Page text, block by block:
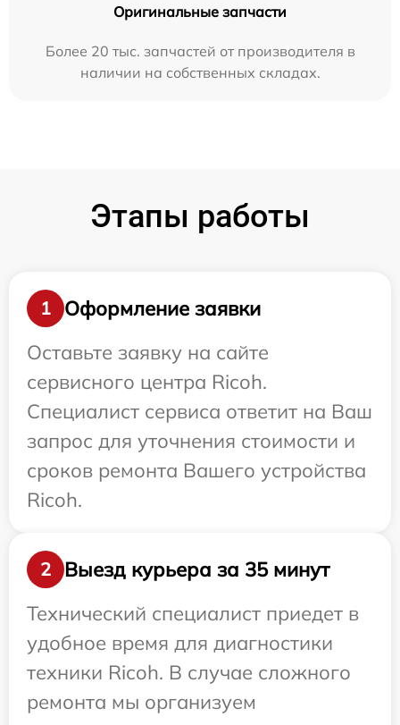
Оригинальные запчасти
Более 20 тыс. запчастей от производителя в
наличии на собственных складах.
Этапы работы
1
Оформление заявки
Оставьте заявку на сайте
сервисного центра Ricoh.
Специалист сервиса ответит на Ваш
запрос для уточнения стоимости и
сроков ремонта Вашего устройства
Ricoh.
2
Выезд курьера за 35 минут
Технический специалист приедет в
удобное время для диагностики
техники Ricoh. В случае сложного
ремонта мы организуем